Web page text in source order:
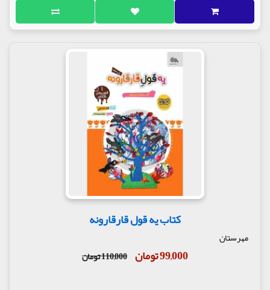
کتاب یه قول قارقارونه
مهرستان
99,000 تومان 110,000 تومان